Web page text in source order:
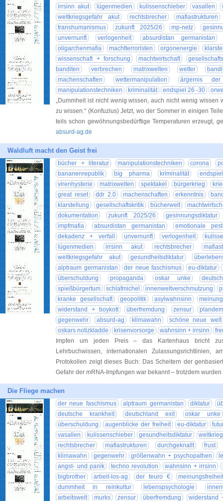
irrsinn akut
lügenmedien kulissenschieber vasallen
weltkriegsgefahr akut
rechtsbrecher
mafiastrukturen
transhumanismus
zukunft 2025/26 mp-netz
unvernunft
verlogenheit
absurdistan germanistan
oligarchenmafia
machtterroristen orgonenergie
wissenschaft + forschung
machtwirtschaft
banditen
verbrechen matrixwelten wetter
machenschaften
wettermanipulation
ärgernis
manipulationstechniken
kriminalität endspiel 26 -30
„Dummheit ist nicht wenig wissen, auch nicht wenig wissen
zu wissen.“ (Konfuzius) Jetzt, wo der Sommer in einigen
teils schon gewöhnungsbedürftige Temperaturen erzeugt,
absurd-ag.de
Waldluft macht den Geist frei
bücher + literatur manipulationstechniken corona
bananenrepublik
big pharma kriminalität
virenhysterie
matrixwelten spektakel bürgerkrieg
great reset
ddr 2.0 machenschaften erkenntnis
klarstellung
gesellschaftskritik bücherwelt
dokumentation
zukunft 2025/26
gesinnungsdiktatur
impfmafia
absurdistan germanistan
emotionale pest
dekadenz + verfall
unvernunft verlogenheit
lügenmedien
irrsinn akut rechtsbrecher
weltkriegsgefahr akut
gesundheitsdiktatur
alptraum germanistan
der neue faschismus
eu-diktatur
überschuldung
propaganda oskar unke
spießbürgertum
schlafmichel innenweltverschmutzung
kranke gesellschaft
geopolitik asylwahnsinn
widerstand + boykott
überfremdung zensur
gegenwehr
absurd-ag klimawahn
schöne neue welt
oskars notizkladde
krisenvorsorge wahnsinn + irrsinn
Impfen um jeden Preis – das Kartenhaus bricht
Lehrbuchwissen, internationalen Zulassungsrichtlinien,
Protokollen zeigt dieses Buch: Das Scheitern der
Gefahr der mRNA-Impfungen war bekannt – trotzdem
Die Fliege machen
der neue faschismus alptraum germanistan diktatur
deutsche krankheit
deutschland exit
oskar unke
überschuldung
augenblicke der freiheit eu-diktatur
vasallen
kulissenschieber gesundheitsdiktatur
rechtsbrecher
mafiastrukturen durchgeknallt
frust
klimawahn
gegenwehr größenwahn + psychopathen
angst- und panik
techno revolution wahnsinn + irrsinn
bigbrother
arbeit-los-ag der teuro €
meinungsfreiheit
dummheit in reinkultur
lebenspsychologie
arbeitswelt
murks zensur überfremdung
widerstand